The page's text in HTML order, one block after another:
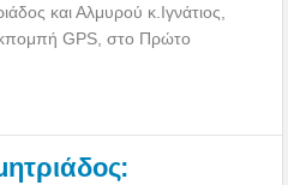
και Αλμυρού κ.Ιγνάτιος,
GPS, στο Πρώτο